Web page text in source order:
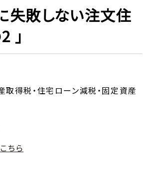
失敗しない注文住
」
得税・住宅ローン減税・固定資産
ちら